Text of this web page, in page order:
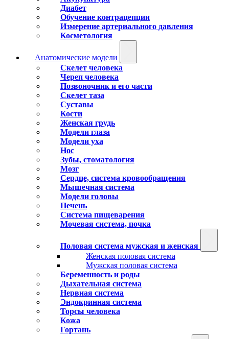
Диабет
Обучение контрацепции
Измерение артериального давления
Косметология
Анатомические модели
Скелет человека
Череп человека
Позвоночник и его части
Скелет таза
Суставы
Кости
Женская грудь
Модели глаза
Модели уха
Нос
Зубы, стоматология
Мозг
Сердце, система кровообращения
Мышечная система
Модели головы
Печень
Система пищеварения
Мочевая система, почка
Половая система мужская и женская
Женская половая система
Мужская половая система
Беременность и роды
Дыхательная система
Нервная система
Эндокринная система
Торсы человека
Кожа
Гортань